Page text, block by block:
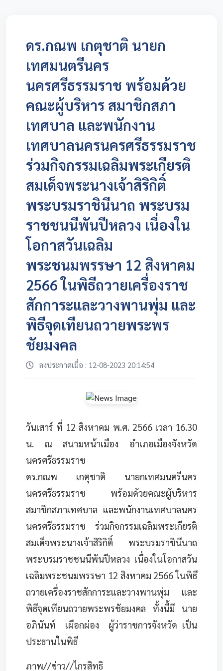
ดร.กณพ เกตุชาติ นายก
เทศมนตรีนคร
นครศรีธรรมราช พร้อมด้วย
คณะผู้บริหาร สมาชิกสภา
เทศบาล และพนักงาน
เทศบาลนครนครศรีธรรมราช
ร่วมกิจกรรมเฉลิมพระเกียรติ
สมเด็จพระนางเจ้าสิริกิติ์
พระบรมราชินีนาถ พระบรม
ราชชนนีพันปีหลวง เนื่องใน
โอกาสวันเฉลิม
พระชนมพรรษา 12 สิงหาคม
2566 ในพิธีถวายเครื่องราช
สักการะและวางพานพุ่ม และ
พิธีจุดเทียนถวายพระพร
ชัยมงคล
ลงประกาศเมื่อ : 12-08-2023 20:14:54
วันเสาร์ ที่ 12 สิงหาคม พ.ศ. 2566 เวลา 16.30
น. ณ สนามหน้าเมือง อำเภอเมืองจังหวัด
นครศรีธรรมราช
ดร.กณพ เกตุชาติ นายกเทศมนตรีนคร
นครศรีธรรมราช พร้อมด้วยคณะผู้บริหาร
สมาชิกสภาเทศบาล และพนักงานเทศบาลนคร
นครศรีธรรมราช ร่วมกิจกรรมเฉลิมพระเกียรติ
สมเด็จพระนางเจ้าสิริกิติ์ พระบรมราชินีนาถ
พระบรมราชชนนีพันปีหลวง เนื่องในโอกาสวัน
เฉลิมพระชนมพรรษา 12 สิงหาคม 2566 ในพิธี
ถวายเครื่องราชสักการะและวางพานพุ่ม และ
พิธีจุดเทียนถวายพระพรชัยมงคล ทั้งนี้มี นาย
อภินันท์ เผือกผ่อง ผู้ว่าราชการจังหวัด เป็น
ประธานในพิธี
ภาพ//ข่าว//ไกรสิทธิ